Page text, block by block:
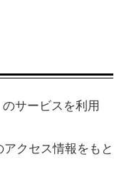
サービスを利用
クセス情報をもと